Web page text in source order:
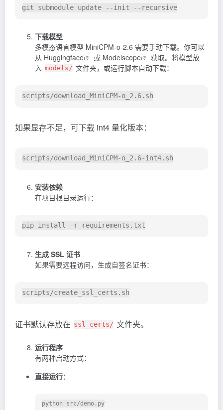
下载模型
多模态语言模型 MiniCPM-o-2.6 需要手动下载。你可以
从 Huggingface 或 Modelscope
获取。将模型放
入 models/ 文件夹，或运行脚本自动下载：
如果显存不足，可下载 int4 量化版本：
安装依赖
在项目根目录运行：
生成 SSL 证书
如果需要远程访问，生成自签名证书：
证书默认存放在 ssl_certs/ 文件夹。
运行程序
有两种启动方式：
直接运行：